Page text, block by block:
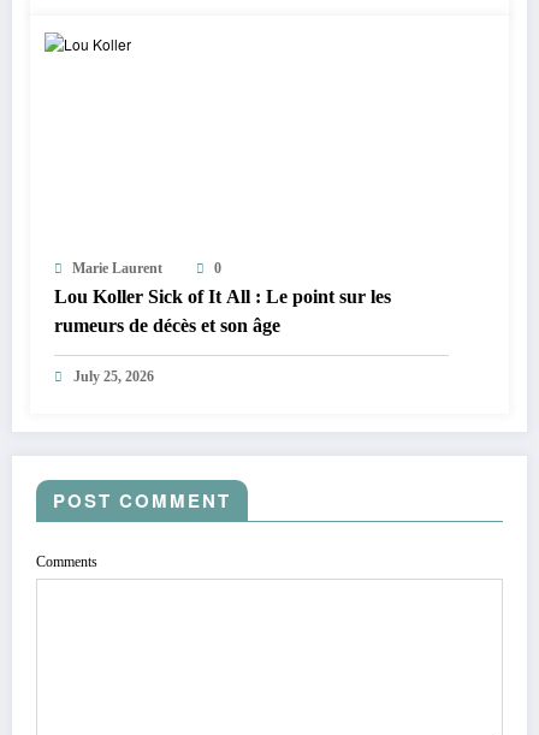
Marie Laurent 0
Lou Koller Sick of It All : Le point sur les
rumeurs de décès et son âge
July 25, 2026
POST COMMENT
Comments